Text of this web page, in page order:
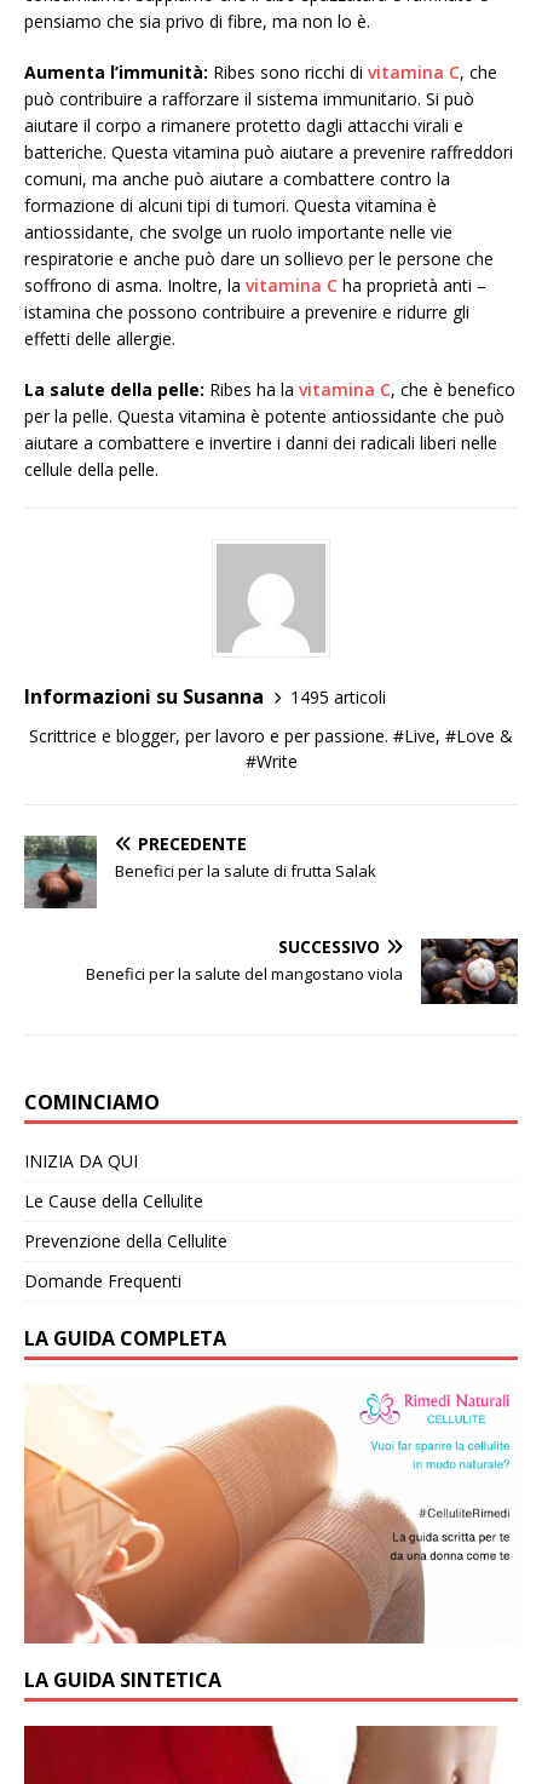
pensiamo che sia privo di fibre, ma non lo è.
Aumenta l’immunità: Ribes sono ricchi di vitamina C, che
può contribuire a rafforzare il sistema immunitario. Si può
aiutare il corpo a rimanere protetto dagli attacchi virali e
batteriche. Questa vitamina può aiutare a prevenire raffreddori
comuni, ma anche può aiutare a combattere contro la
formazione di alcuni tipi di tumori. Questa vitamina è
antiossidante, che svolge un ruolo importante nelle vie
respiratorie e anche può dare un sollievo per le persone che
soffrono di asma. Inoltre, la vitamina C ha proprietà anti –
istamina che possono contribuire a prevenire e ridurre gli
effetti delle allergie.
La salute della pelle: Ribes ha la vitamina C, che è benefico
per la pelle. Questa vitamina è potente antiossidante che può
aiutare a combattere e invertire i danni dei radicali liberi nelle
cellule della pelle.
Informazioni su Susanna
1495 articoli
Scrittrice e blogger, per lavoro e per passione. #Live, #Love &
#Write
PRECEDENTE
Benefici per la salute di frutta Salak
SUCCESSIVO
Benefici per la salute del mangostano viola
COMINCIAMO
INIZIA DA QUI
Le Cause della Cellulite
Prevenzione della Cellulite
Domande Frequenti
LA GUIDA COMPLETA
LA GUIDA SINTETICA